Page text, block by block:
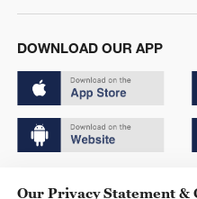
DOWNLOAD OUR APP
Our Privacy Statement &